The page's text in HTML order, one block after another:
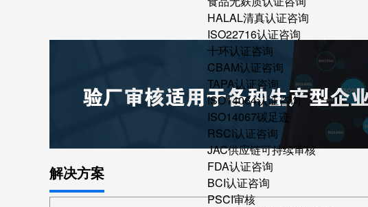
HALAL清真认证咨询
ISO22716认证咨询
十环认证咨询
CBAM认证咨询
TAPA认证咨询
ISO14064认证咨询
ISO14067碳足迹
RSCI认证咨询
JAC供应链可持续审核
FDA认证咨询
BCI认证咨询
PSCI审核
解决方案